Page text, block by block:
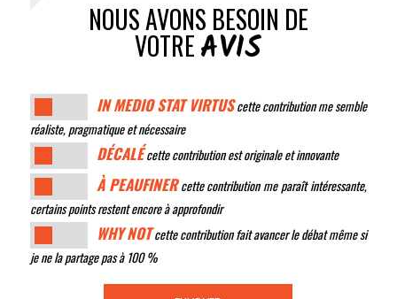
NOUS AVONS BESOIN DE
VOTREAVIS
IN MEDIO STAT VIRTUScette contribution me semble
réaliste, pragmatique et nécessaire
DÉCALÉcette contribution est originale et innovante
À PEAUFINERcette contribution me paraît intéressante,
certains points restent encore à approfondir
WHY NOTcette contribution fait avancer le débat même si
je ne la partage pas à 100 %